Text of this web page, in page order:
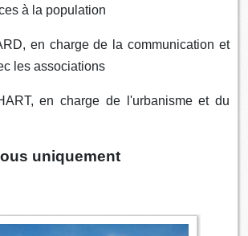
à la population
en charge de la communication et
les associations
en charge de l'urbanisme et du
uniquement